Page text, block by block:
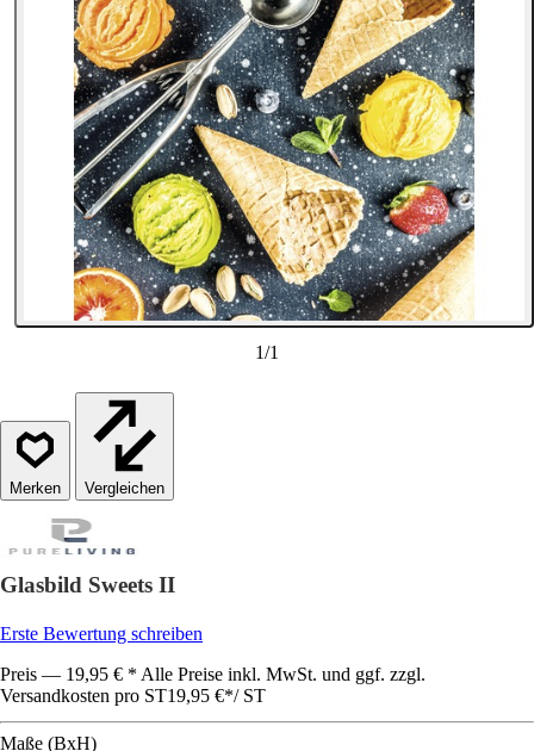
1/1
Vergleichen
Glasbild Sweets II
Erste Bewertung schreiben
Preis — 19,95 € * Alle Preise inkl. MwSt. und ggf. zzgl.
Versandkosten pro ST19,95 €*/ ST
Maße (BxH)